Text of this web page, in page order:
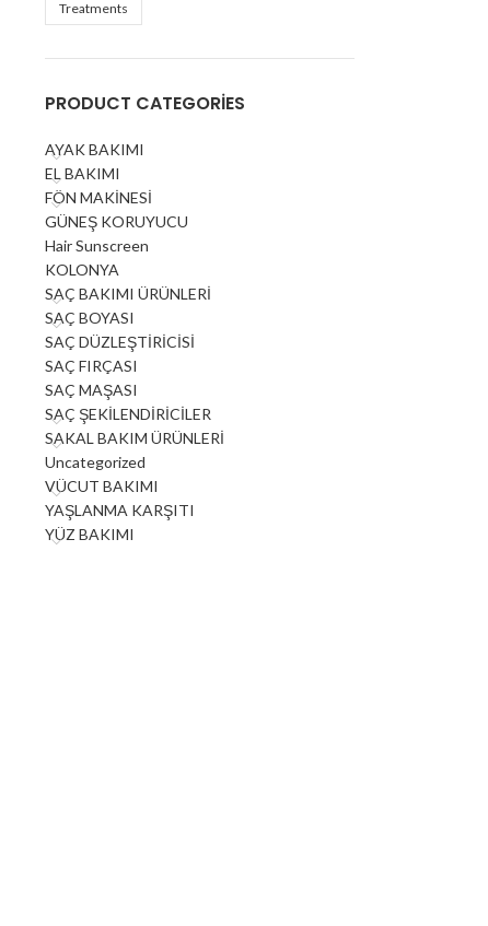
Treatments
PRODUCT CATEGORIES
AYAK BAKIMI
EL BAKIMI
FÖN MAKİNESİ
GÜNEŞ KORUYUCU
Hair Sunscreen
KOLONYA
SAÇ BAKIMI ÜRÜNLERİ
SAÇ BOYASI
SAÇ DÜZLEŞTİRİCİSİ
SAÇ FIRÇASI
SAÇ MAŞASI
SAÇ ŞEKİLENDİRİCİLER
SAKAL BAKIM ÜRÜNLERİ
Uncategorized
VÜCUT BAKIMI
YAŞLANMA KARŞITI
YÜZ BAKIMI